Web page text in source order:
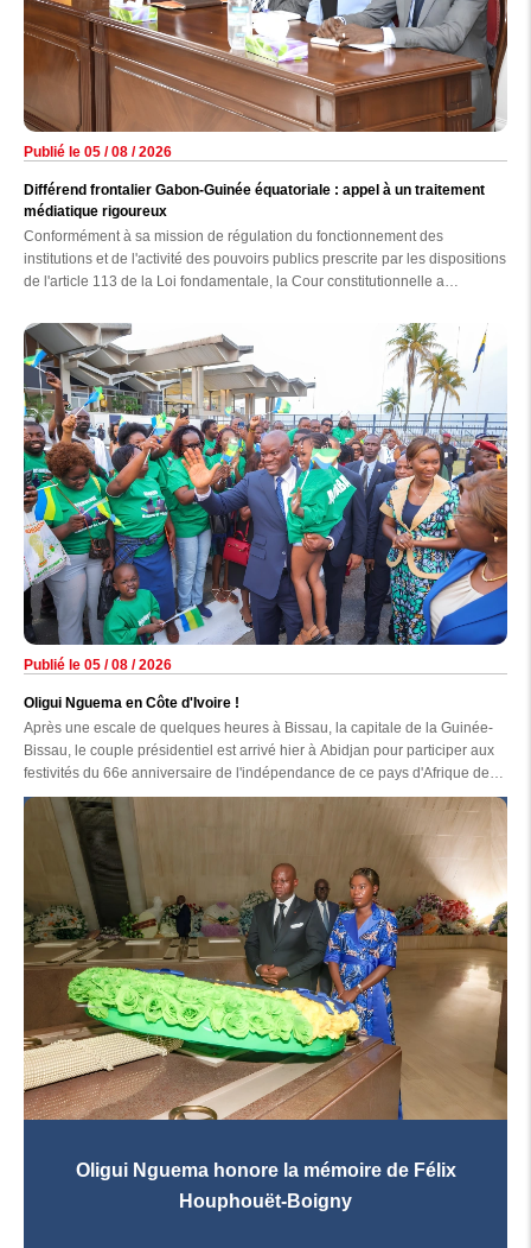
Publié le 05 / 08 / 2026
Différend frontalier Gabon-Guinée équatoriale : appel à un traitement
médiatique rigoureux
Conformément à sa mission de régulation du fonctionnement des
institutions et de l'activité des pouvoirs publics prescrite par les dispositions
de l'article 113 de la Loi fondamentale, la Cour constitutionnelle a
principaux médias nationaux, en présence des membres de la Haute
autorité de la Communication (HAC).
Publié le 05 / 08 / 2026
Oligui Nguema en Côte d'Ivoire !
Après une escale de quelques heures à Bissau, la capitale de la Guinée-
Bissau, le couple présidentiel est arrivé hier à Abidjan pour participer aux
festivités du 66e anniversaire de l'indépendance de ce pays d'Afrique de
l'Ouest.
Oligui Nguema honore la mémoire de Félix
Houphouët-Boigny